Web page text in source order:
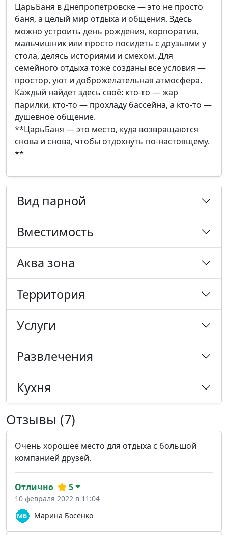
ЦарьБаня в Днепропетровске — это не просто
баня, а целый мир отдыха и общения. Здесь
можно устроить день рождения, корпоратив,
мальчишник или просто посидеть с друзьями у
стола, делясь историями и смехом. Для
семейного отдыха тоже созданы все условия —
простор, уют и доброжелательная атмосфера.
Каждый найдет здесь своё: кто-то — жар
парилки, кто-то — прохладу бассейна, а кто-то —
душевное общение.
**ЦарьБаня — это место, куда возвращаются
снова и снова, чтобы отдохнуть по-настоящему.
**
Вид парной
Вместимость
Аква зона
Территория
Услуги
Развлечения
Кухня
Отзывы (7)
Очень хорошее место для отдыха с большой
компанией друзей.
Марина Босенко
Отлично 5
10 февраля 2022 в 11:04